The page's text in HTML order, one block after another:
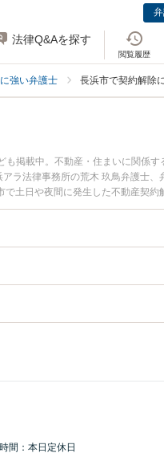
法律Q&Aを探す
閲覧履歴
強い弁護士 長浜市で契約解除
掲載中。不動産・住まいに関係す
ラ法律事務所の荒木 玖鳥弁護士、
土日や夜間に発生した不動産契約
不動産契約解除を法律相談できる
間：本日定休日